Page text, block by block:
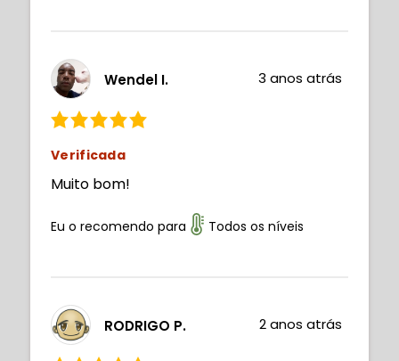
Wendel I. 3 anos atrás
Verificada
Muito bom!
Eu o recomendo para Todos os níveis
RODRIGO P. 2 anos atrás